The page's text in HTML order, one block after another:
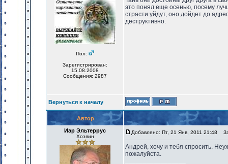
Пол:
Зарегистрирован:
15.08.2008
Сообщения: 2987
это понял еще осенью, посему
страсти уйдут, оно дойдет до
деструктивно.
Вернуться к началу
Автор
Иар Эльтеррус
Хозяин
Добавлено: Пт, 21 Янв, 2011 21:48
Андрей, хочу и тебя спросить.
пожалуйста.